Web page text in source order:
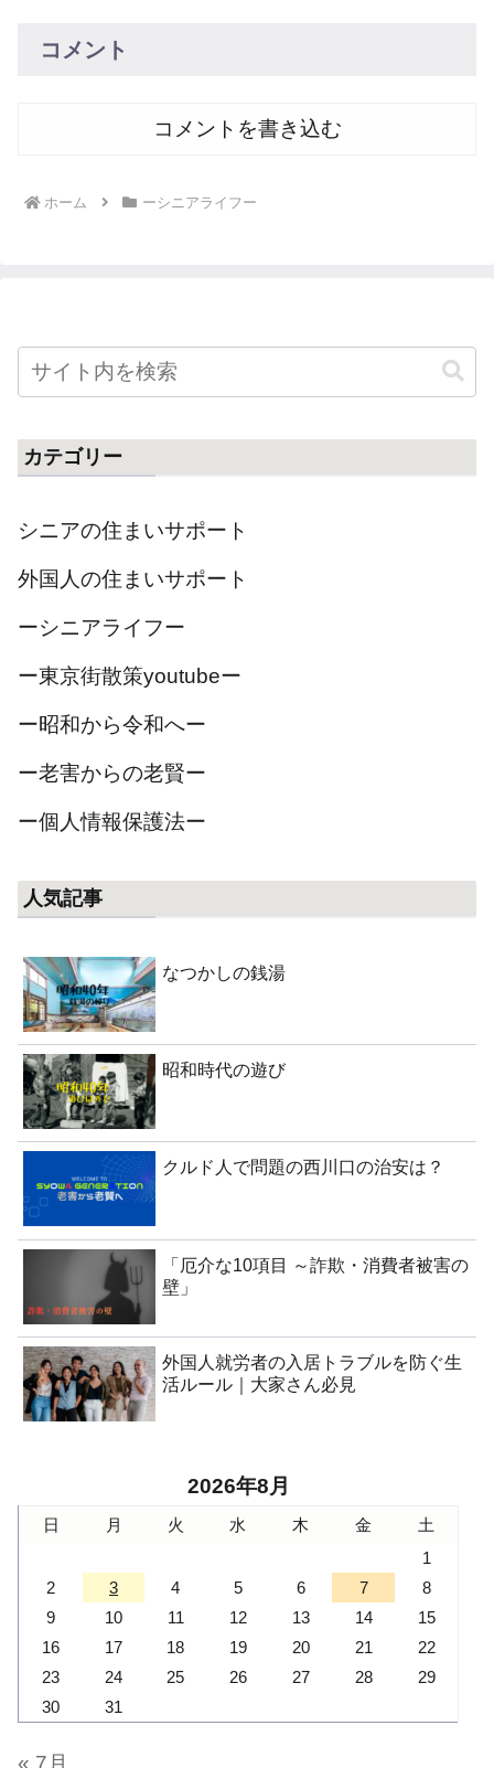
コメント
コメントを書き込む
ホーム ーシニアライフー
カテゴリー
シニアの住まいサポート
外国人の住まいサポート
ーシニアライフー
ー東京街散策youtubeー
ー昭和から令和へー
ー老害からの老賢ー
ー個人情報保護法ー
人気記事
なつかしの銭湯
昭和時代の遊び
クルド人で問題の西川口の治安は？
「厄介な10項目 ～詐欺・消費者被害の
壁」
外国人就労者の入居トラブルを防ぐ生
活ルール｜大家さん必見
2026年8月
日 月 火 水 木 金
土
1
2
3 4 5 6 7
8
9
10 11 12 13 14
15
16
17 18 19 20 21
22
23
24 25 26 27 28
29
30
31
« 7月